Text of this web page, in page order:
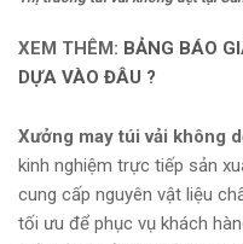
XEM THÊM: BẢNG BÁO
DỰA VÀO ĐÂU ?
Xưởng may túi vải không
kinh nghiệm trực tiếp sản
cung cấp nguyên vật liệu
tối ưu để phục vụ khách